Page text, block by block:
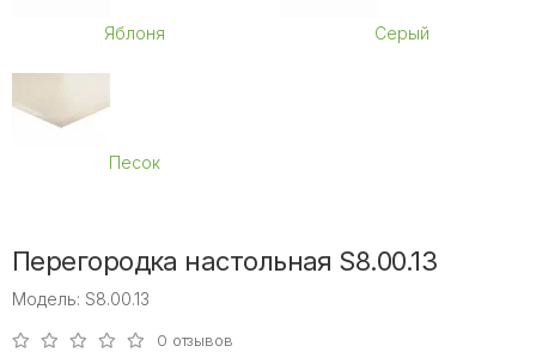
Яблоня Серый
Песок
Перегородка настольная S8.00.13
Модель: S8.00.13
0 отзывов